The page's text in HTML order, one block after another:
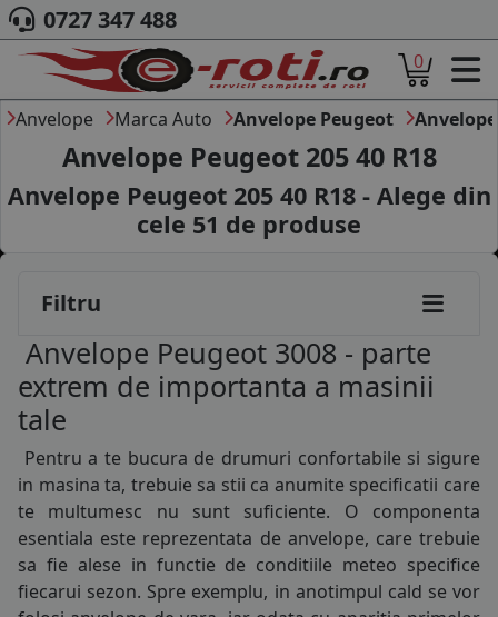
ACASA
DESPRE NOI
ANVELOPE
AUTO
CAMION
MOTO
MARCA AUTO
BLOG
CONT
CONTACT
COS (0 PRODUSE
0727 347 488
0
Anvelope Marca Auto Anvelope Peugeot Anvelope
Anvelope Peugeot 205 40 R18
Anvelope Peugeot 205 40 R18 - Alege din
cele 51 de produse
Filtru
Anvelope Peugeot 3008 - parte
extrem de importanta a masinii
tale
Pentru a te bucura de drumuri confortabile si sigure
in masina ta, trebuie sa stii ca anumite specificatii care
te multumesc nu sunt suficiente. O componenta
esentiala este reprezentata de anvelope, care trebuie
sa fie alese in functie de conditiile meteo specifice
fiecarui sezon. Spre exemplu, in anotimpul cald se vor
165/60R15
175/55R15
185/55R15
185/60R15
195/65R15
195/70R15
205/60R15
205/65R15
205/70R15
215/65R15